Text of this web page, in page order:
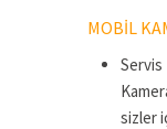
MOBİL
sizler